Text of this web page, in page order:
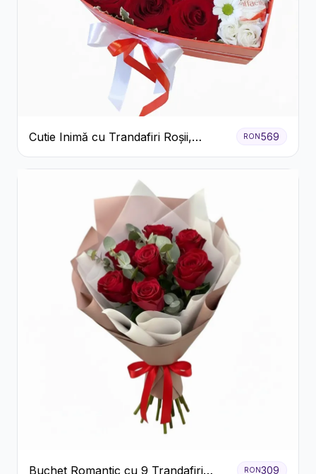
Cutie Inimă cu Trandafiri Roșii,
Crizanteme Albe și Bomboane
Raffaello
RON569
Buchet Romantic cu 9 Trandafiri
RON309